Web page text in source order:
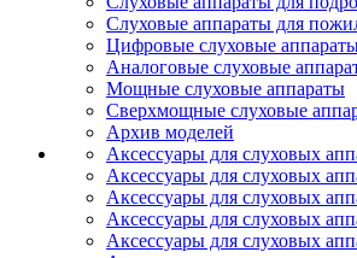
Слуховые аппараты для
Цифровые слуховые
Аналоговые слуховые
Мощные слуховые аппараты
Сверхмощные слуховые
Архив моделей
Аксессуары для слуховых
Аксессуары для слуховых
Аксессуары для слуховых
Аксессуары для слуховых
Аксессуары для слуховых